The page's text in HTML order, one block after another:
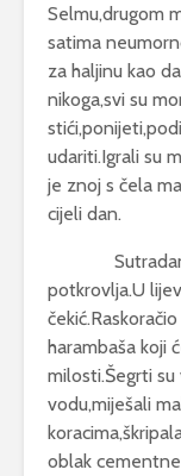
Selmu,drugom
satima
za haljinu kao
nikoga,svi su
udariti.Igrali su
je znoj s čela
cijeli dan.
Sutradan je
potkrovlja.U
harambaša koji
milosti.Šegrti su
vodu,miješali
oblak